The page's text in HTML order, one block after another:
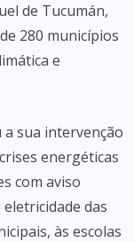
de Tucumán,
280 municípios
e
a sua intervenção
energéticas
com aviso
das
às escolas